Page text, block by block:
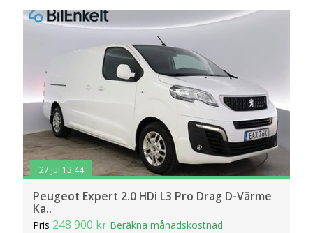
27 jul 13:44
Peugeot Expert 2.0 HDi L3 Pro Drag D-Värme
Ka..
Pris 248 900 kr Beräkna månadskostnad